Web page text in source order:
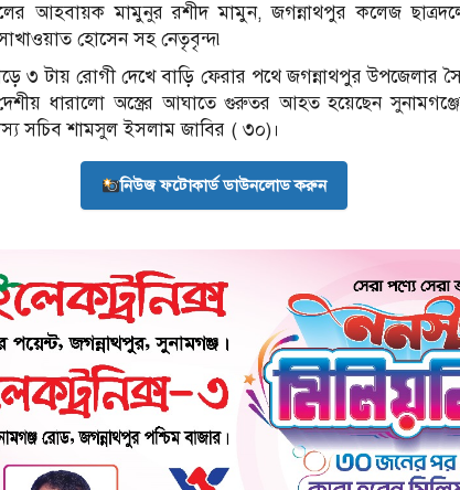
আহবায়ক মামুনুর রশীদ মামুন, জগন্নাথপুর কলেজ
হোসেন সহ নেতৃবৃন্দ৷
৩ টায় রোগী দেখে বাড়ি ফেরার পথে জগন্নাথপুর উপজেলার
দেশীয় ধারালো অস্ত্রের আঘাতে গুরুতর আহত হয়েছেন
সচিব শামসুল ইসলাম জাবির ( ৩০)।
নিউজ ফটোকার্ড ডাউনলোড করুন